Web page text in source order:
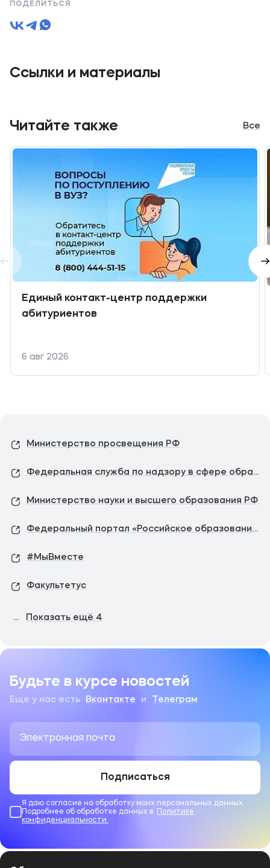
ПОДЕЛИТЬСЯ
Ссылки и материалы
Читайте также Все
Единый контакт-центр поддержки
абитуриентов
6 авг 2026
Министерство просвещения РФ
Федеральная служба по надзору в сфере образования и науки
Министерство науки и высшего образования РФ
Федеральный портал «Российское образование»
#МыВместе
Факультетус
... Показать ещё 4
Будьте в курсе новостей
Еще у нас есть Вконтакте и Телеграм
Подписаться
Я даю согласие на обработку моих персональных данных.
Подробнее об обработке данных в
Политике
конфиденциальности .